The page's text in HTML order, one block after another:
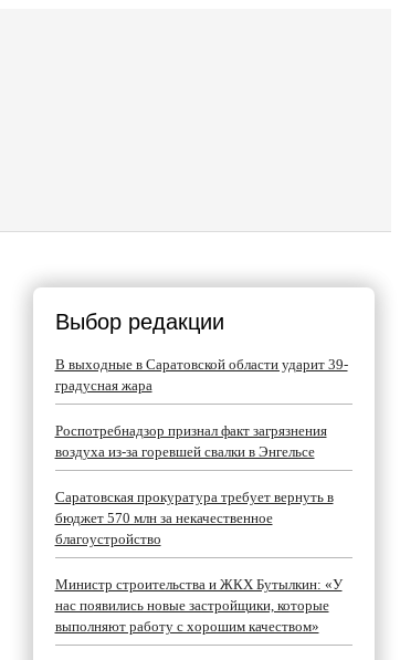
Выбор редакции
В выходные в Саратовской области ударит 39-
градусная жара
Роспотребнадзор признал факт загрязнения
воздуха из-за горевшей свалки в Энгельсе
Саратовская прокуратура требует вернуть в
бюджет 570 млн за некачественное
благоустройство
Министр строительства и ЖКХ Бутылкин: «У
нас появились новые застройщики, которые
выполняют работу с хорошим качеством»